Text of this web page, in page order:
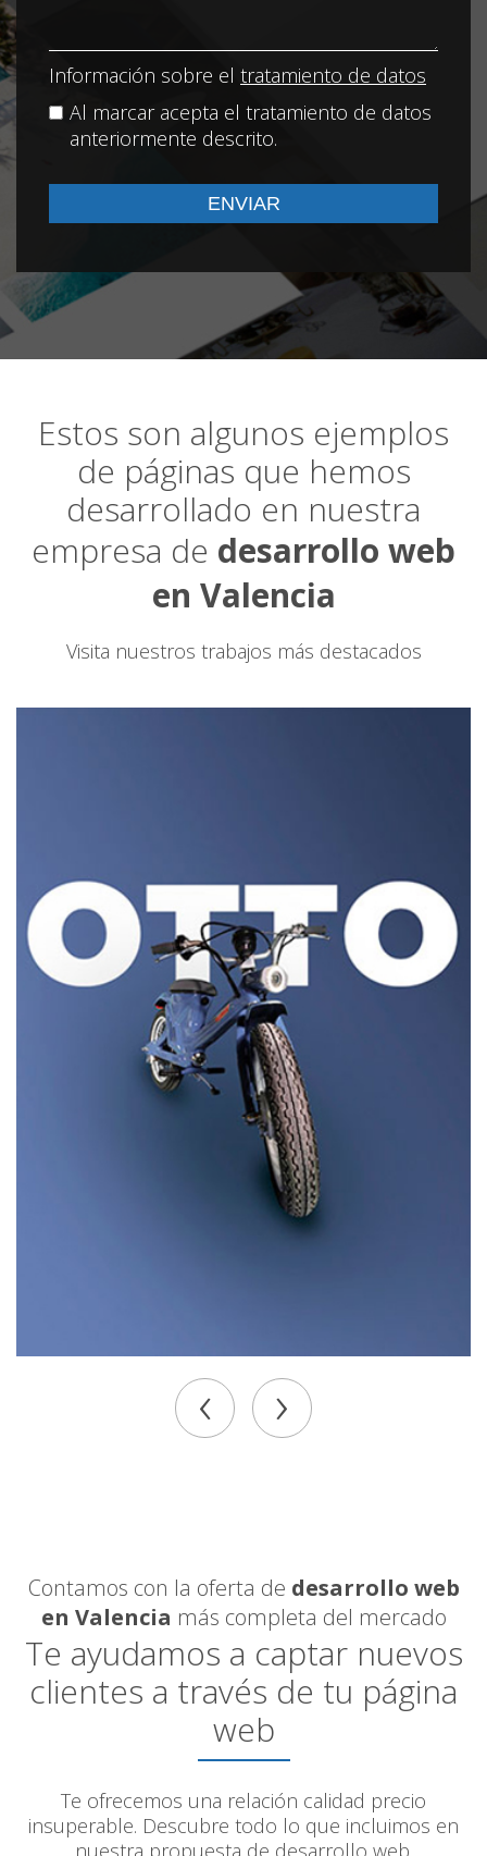
Información sobre el tratamiento de datos
Al marcar acepta el tratamiento de datos
anteriormente descrito.
Estos son algunos ejemplos
de páginas que hemos
desarrollado en nuestra
empresa de desarrollo web
en Valencia
Visita nuestros trabajos más destacados
‹ ›
Contamos con la oferta de desarrollo web
en Valencia más completa del mercado
Te ayudamos a captar nuevos
clientes a través de tu página
web
Te ofrecemos una relación calidad precio
insuperable. Descubre todo lo que incluimos en